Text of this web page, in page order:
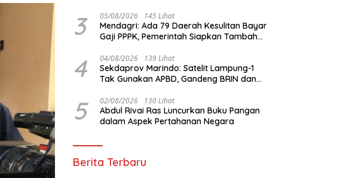
3 05/08/2026 145 Lihat
Mendagri: Ada 79 Daerah Kesulitan Bayar
Gaji PPPK, Pemerintah Siapkan Tambahan
4 04/08/2026 139 Lihat
Sekdaprov Marindo: Satelit Lampung-1
Tak Gunakan APBD, Gandeng BRIN dan
Berbasis Data
5 02/08/2026 130 Lihat
Abdul Rivai Ras Luncurkan Buku Pangan
dalam Aspek Pertahanan Negara
Berita Terbaru